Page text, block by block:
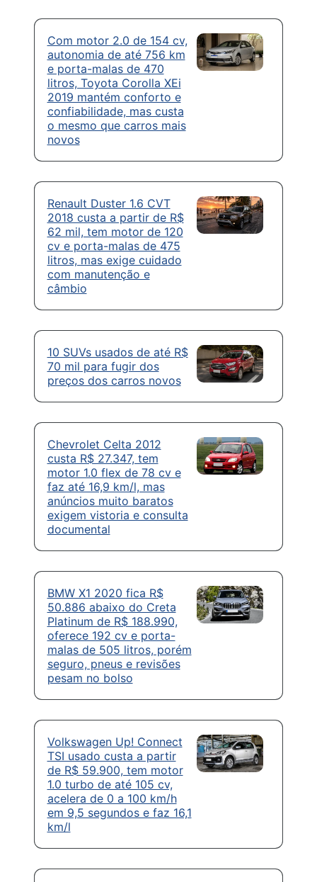
Com motor 2.0 de 154 cv,
autonomia de até 756 km
e porta-malas de 470
litros, Toyota Corolla XEi
2019 mantém conforto e
confiabilidade, mas custa
o mesmo que carros mais
novos
Renault Duster 1.6 CVT
2018 custa a partir de R$
62 mil, tem motor de 120
cv e porta-malas de 475
litros, mas exige cuidado
com manutenção e
câmbio
10 SUVs usados de até R$
70 mil para fugir dos
preços dos carros novos
Chevrolet Celta 2012
custa R$ 27.347, tem
motor 1.0 flex de 78 cv e
faz até 16,9 km/l, mas
anúncios muito baratos
exigem vistoria e consulta
documental
BMW X1 2020 fica R$
50.886 abaixo do Creta
Platinum de R$ 188.990,
oferece 192 cv e porta-
malas de 505 litros, porém
seguro, pneus e revisões
pesam no bolso
Volkswagen Up! Connect
TSI usado custa a partir
de R$ 59.900, tem motor
1.0 turbo de até 105 cv,
acelera de 0 a 100 km/h
em 9,5 segundos e faz 16,1
km/l